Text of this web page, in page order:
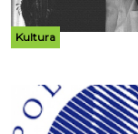
Kultura